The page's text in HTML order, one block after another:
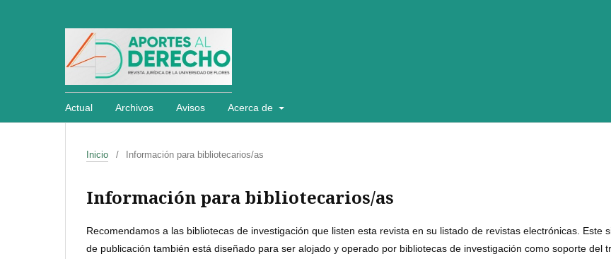
Actual Archivos Avisos Acerca de
Inicio / Información para bibliotecarios/as
Información para bibliotecarios/as
Recomendamos a las bibliotecas de investigación que listen esta revista en su listado de revistas electrónicas. Este
de publicación también está diseñado para ser alojado y operado por bibliotecas de investigación como soporte del